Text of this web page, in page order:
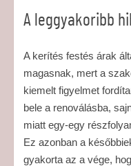
A leggyakoribb
A kerítés festés árak
magasnak, mert a
kiemelt figyelmet
bele a renoválásba,
miatt egy-egy
Ez azonban a
gyakorta az a vége,